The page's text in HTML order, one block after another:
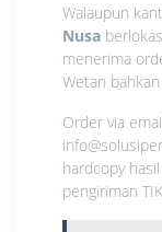
Walaupun
Nusa
menerima
Wetan
Order via
hardcopy
pengiriman